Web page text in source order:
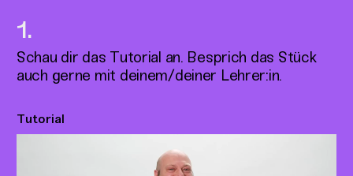
Schau dir das Tutorial an. Besprich das Stück
auch gerne mit deinem/deiner Lehrer:in.
Tutorial